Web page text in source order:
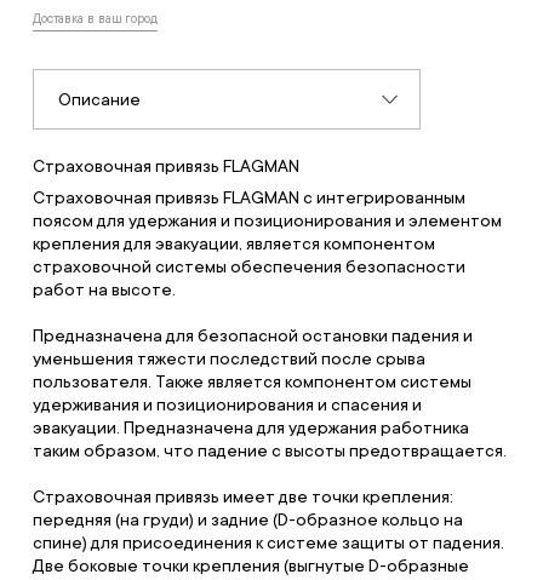
Доставка в ваш город
Описание
Страховочная привязь FLAGMAN
Страховочная привязь FLAGMAN с интегрированным
поясом для удержания и позиционирования и элементом
крепления для эвакуации, является компонентом
страховочной системы обеспечения безопасности
работ на высоте.
Предназначена для безопасной остановки падения и
уменьшения тяжести последствий после срыва
пользователя. Также является компонентом системы
удерживания и позиционирования и спасения и
эвакуации. Предназначена для удержания работника
таким образом, что падение с высоты предотвращается.
Страховочная привязь имеет две точки крепления:
передняя (на груди) и задние (D-образное кольцо на
спине) для присоединения к системе защиты от падения.
Две боковые точки крепления (выгнутые D-образные